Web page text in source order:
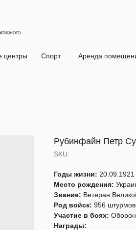
Спорт Аренда
центры
Рубинфайн Петр
SKU:
Годы жизни:
Место рождения:
Звание: Ветеран
Род войск: 956
Участие в боях:
Награды: